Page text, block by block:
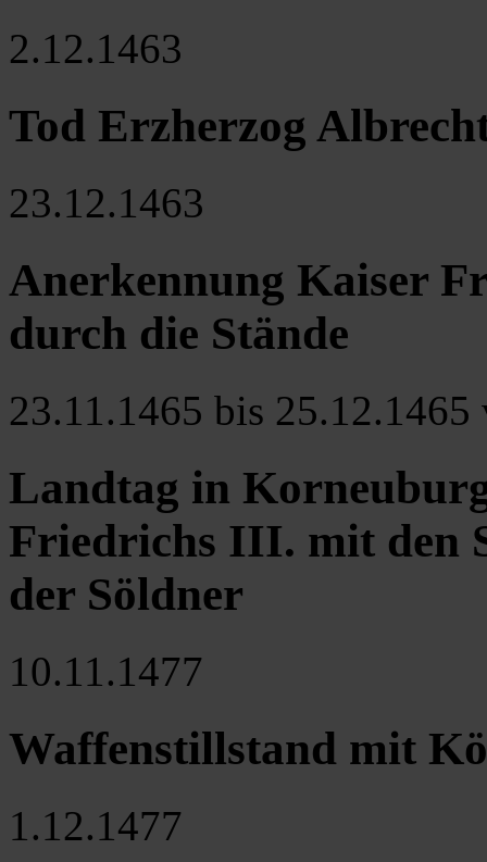
2.12.1463
Tod Erzherzog
23.12.1463
Anerkennung Kaiser
durch die Stände
23.11.1465 bis 25.12.1465
Landtag in
Friedrichs III. mit den
der Söldner
10.11.1477
Waffenstillstand mit
1.12.1477